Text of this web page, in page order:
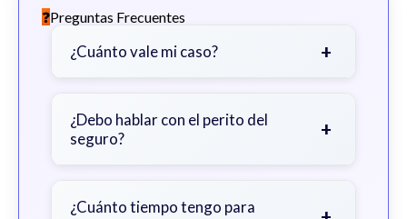
Preguntas Frecuentes
¿Cuánto vale mi caso? +
gravedad de sus lesiones, facturas
médicas, tiempo fuera del trabajo y
¿Debo hablar con el perito del
seguro?
+
primero con un abogado para evitar
¿Cuánto tiempo tengo para